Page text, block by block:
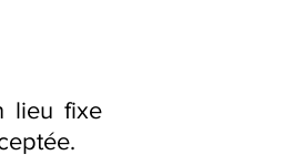
lieu fixe